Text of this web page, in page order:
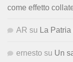
come effetto
AR su La Patria
ernesto su Un